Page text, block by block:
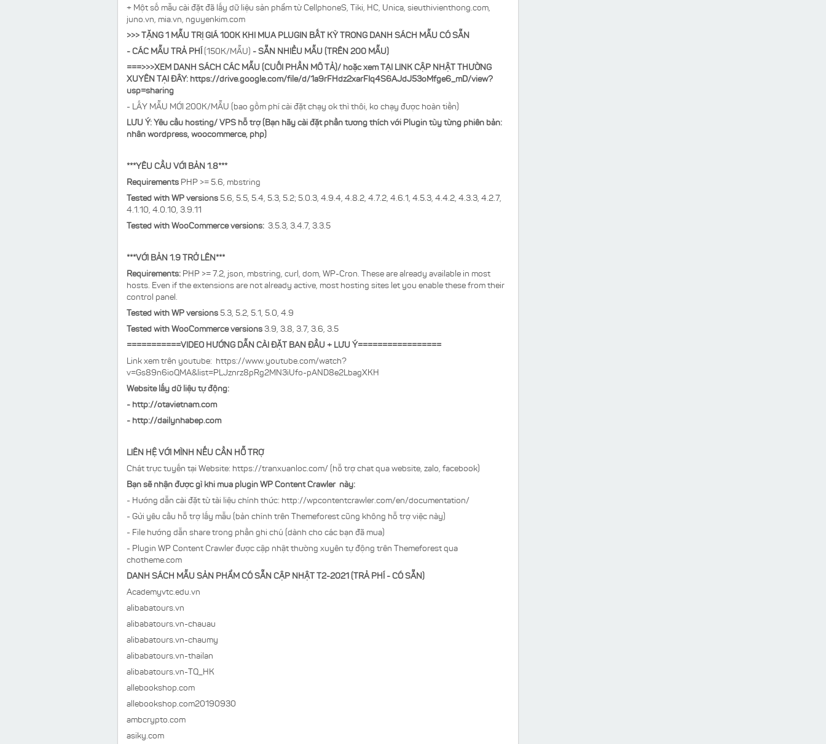
+ Một số mẫu cài đặt đã lấy dữ liệu sản phẩm từ CellphoneS, Tiki, HC, Unica, sieuthivienthong.com,
juno.vn, mia.vn, nguyenkim.com
>>> TẶNG 1 MẪU TRỊ GIÁ 100K KHI MUA PLUGIN BẤT KỲ TRONG DANH SÁCH MẪU CÓ SẴN
- CÁC MẪU TRẢ PHÍ
(150K/MẪU) - SẴN NHIỀU MẪU (TRÊN 200 MẪU)
===>>>XEM DANH SÁCH CÁC MẪU (CUỐI PHẦN MÔ TẢ)/ hoặc xem TẠI LINK CẬP NHẬT THƯỜNG
XUYÊN TẠI ĐÂY: https://drive.google.com/file/d/1a9rFHdz2xarFIq4S6AJdJ53oMfge6_mD/view?
usp=sharing
- LẤY MẪU MỚI 200K/MẪU (bao gồm phí cài đặt chạy ok thì thôi, ko chạy được hoàn tiền)
LƯU Ý: Yêu cầu hosting/ VPS hỗ trợ (Bạn hãy cài đặt phần tương thích với Plugin tùy từng phiên bản:
nhân wordpress, woocommerce, php)
***YÊU CẦU VỚI BẢN 1.8***
Requirements PHP >= 5.6, mbstring
Tested with WP versions 5.6, 5.5, 5.4, 5.3, 5.2; 5.0.3, 4.9.4, 4.8.2, 4.7.2, 4.6.1, 4.5.3, 4.4.2, 4.3.3, 4.2.7,
4.1.10, 4.0.10, 3.9.11
Tested with WooCommerce versions: 3.5.3, 3.4.7, 3.3.5
***VỚI BẢN 1.9 TRỞ LÊN***
Requirements: PHP >= 7.2, json, mbstring, curl, dom, WP-Cron. These are already available in most
hosts. Even if the extensions are not already active, most hosting sites let you enable these from their
control panel.
Tested with WP versions 5.3, 5.2, 5.1, 5.0, 4.9
Tested with WooCommerce versions 3.9, 3.8, 3.7, 3.6, 3.5
===========VIDEO HƯỚNG DẪN CÀI ĐẶT BAN ĐẦU + LƯU Ý=================
Link xem trên youtube: https://www.youtube.com/watch?
v=Gs89n6ioQMA&list=PLJznrz8pRg2MN3iUfo-pAND8e2LbagXKH
Website lấy dữ liệu tự động:
- http://otavietnam.com
- http://dailynhabep.com
LIÊN HỆ VỚI MÌNH NẾU CẦN HỖ TRỢ
Chát trực tuyến tại Website: https://tranxuanloc.com/ (hỗ trợ chat qua website, zalo, facebook)
Bạn sẽ nhận được gì khi mua plugin WP Content Crawler này:
- Hướng dẫn cài đặt từ tài liệu chính thức: http://wpcontentcrawler.com/en/documentation/
- Gửi yêu cầu hỗ trợ lấy mẫu (bản chính trên Themeforest cũng không hỗ trợ việc này)
- File hướng dẫn share trong phần ghi chú (dành cho các bạn đã mua)
- Plugin WP Content Crawler được cập nhật thường xuyên tự động trên Themeforest qua
chotheme.com
DANH SÁCH MẪU SẢN PHẨM CÓ SẴN CẬP NHẬT T2-2021 (TRẢ PHÍ - CÓ SẴN)
Academyvtc.edu.vn
alibabatours.vn
alibabatours.vn-chauau
alibabatours.vn-chaumy
alibabatours.vn-thailan
alibabatours.vn-TQ_HK
allebookshop.com
allebookshop.com20190930
ambcrypto.com
asiky.com